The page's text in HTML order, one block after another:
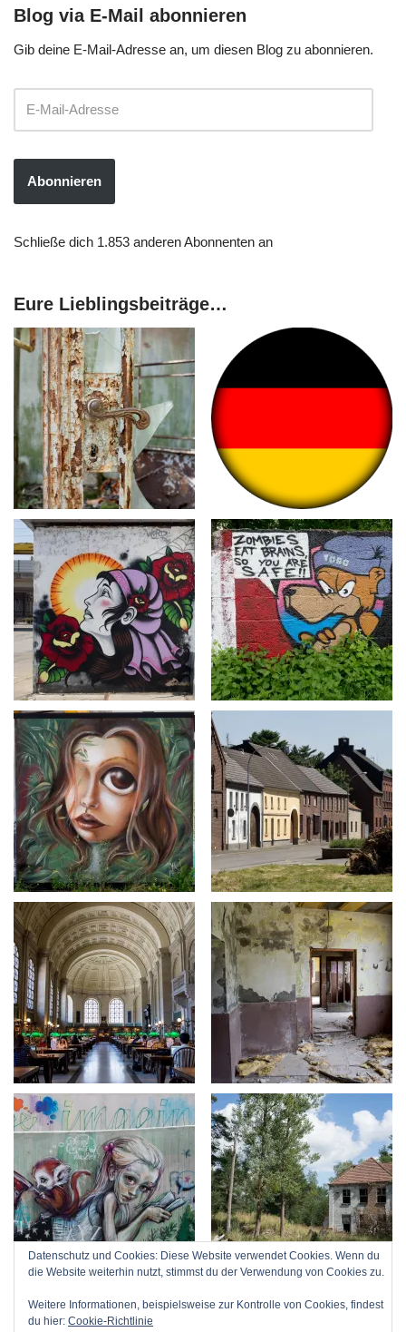
Blog via E-Mail abonnieren
Gib deine E-Mail-Adresse an, um diesen Blog zu abonnieren.
Abonnieren
Schließe dich 1.853 anderen Abonnenten an
Eure Lieblingsbeiträge…
Datenschutz und Cookies: Diese Website verwendet Cookies. Wenn du
die Website weiterhin nutzt, stimmst du der Verwendung von Cookies zu.
Weitere Informationen, beispielsweise zur Kontrolle von Cookies, findest
du hier: Cookie-Richtlinie